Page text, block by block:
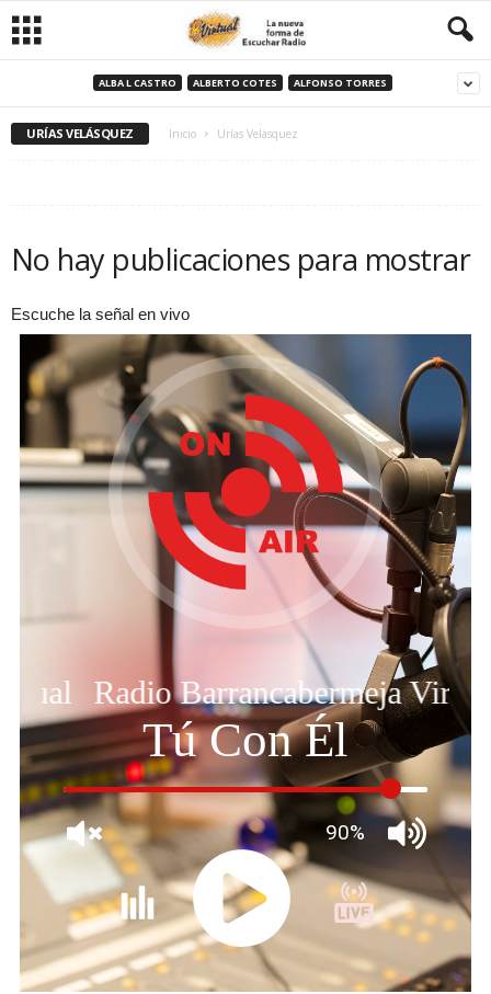
ALBA L CASTRO ALBERTO COTES ALFONSO TORRES
URÍAS VELÁSQUEZ Inicio Urías Velásquez
No hay publicaciones para mostrar
Escuche la señal en vivo